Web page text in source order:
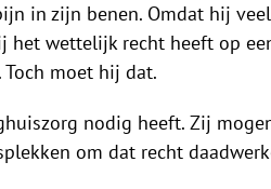
in zijn benen. Omdat hij
het wettelijk recht heeft op
moet hij dat.
nodig heeft. Zij
om dat recht